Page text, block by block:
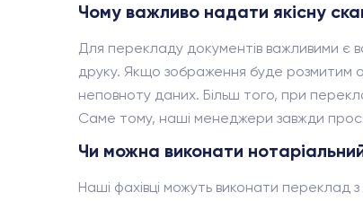
Чому важливо надати якісну
Для перекладу документів важливими є
друку. Якщо зображення буде розмитим
неповноту даних. Більш того, при
Саме тому, наші менеджери завжди
Чи можна виконати
Наші фахівці можуть виконати переклад з